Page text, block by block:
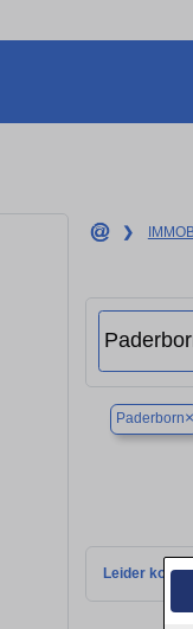
❯
Paderborn×
Leider